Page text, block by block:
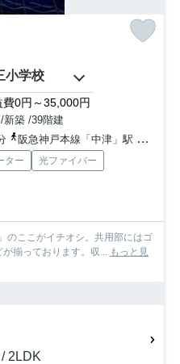
小学校
費0円～35,000円
新築 /39階建
阪急神戸本線「中津」駅 徒歩17分
ター
光ファイバー
のここがイチオシ。共用部にはゴ
揃っております。収... もっと見
2LDK